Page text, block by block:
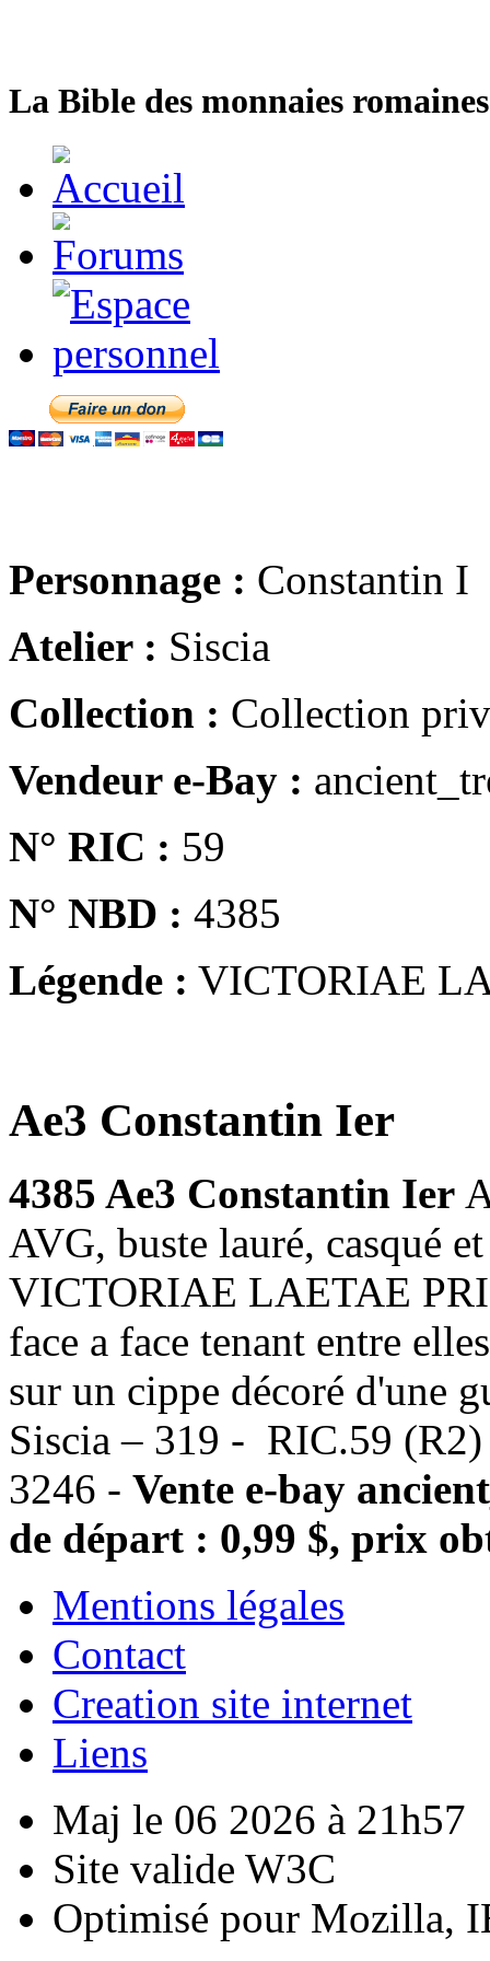
La Bible des monnaies
Personnage : Constantin I
Atelier : Siscia
Collection : Collection
Vendeur e-Bay :
N° RIC : 59
N° NBD : 4385
Légende : VICTORIAE
Ae3 Constantin Ier
4385 Ae3 Constantin Ier
AVG, buste lauré, casqué
VICTORIAE LAETAE
face a face tenant entre
sur un cippe décoré d'une
Siscia – 319 - RIC.59
3246 - Vente e-bay
de départ : 0,99 $, prix
Mentions légales
Contact
Creation site internet
Liens
Maj le 06 2026 à 21h57
Site valide W3C
Optimisé pour Mozilla,